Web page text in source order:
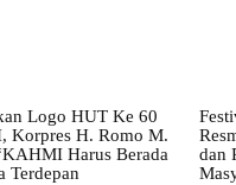
Logo HUT Ke 60
Korpres H. Romo M.
Harus Berada
Terdepan
dan